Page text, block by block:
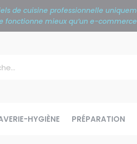
de cuisine professionnelle
fonctionne mieux qu’un e-
HYGIÈNE PRÉPARATION